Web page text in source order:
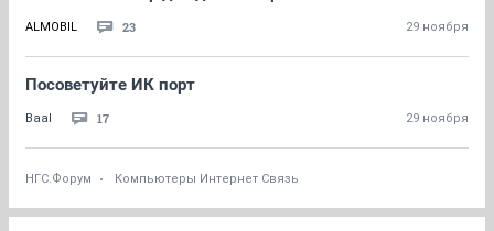
ALMOBIL 23 29 ноября
Посоветуйте ИК порт
Baal 17 29 ноября
НГС.Форум Компьютеры Интернет Связь